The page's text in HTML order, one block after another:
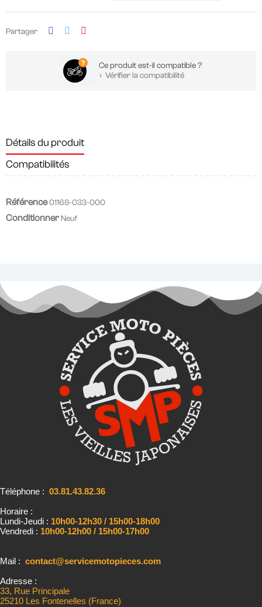
Partager
Ce produit est-il compatible ?
Vérifier la compatibilité
Détails du produit
Compatibilités
Référence01168-033-000
Conditionner Neuf
Téléphone : 03.81.43.82.36
Horaire :
Lundi-Jeudi : 10h00-12h30 / 15h00-18h00
Vendredi : 10h00-12h00 / 15h00-17h00
Mail : contact@servicemotopieces.com
Adresse :
33, Rue Principale
25210 Les Fontenelles (France)